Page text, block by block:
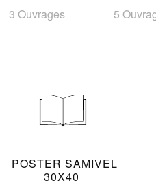
3 Ouvrages
5
POSTER SAMIVEL
30X40